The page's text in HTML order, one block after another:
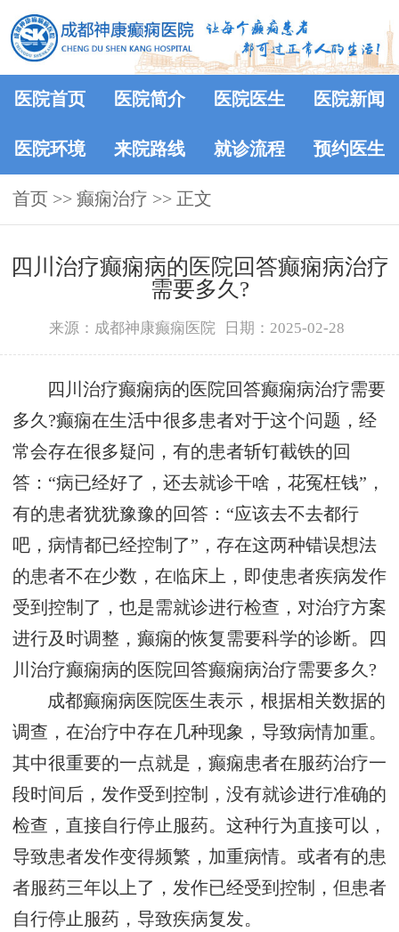
医院首页 医院简介 医院医生 医院新闻
医院环境 来院路线 就诊流程 预约医生
首页 >> 癫痫治疗 >> 正文
四川治疗癫痫病的医院回答癫痫病治疗
需要多久?
来源：成都神康癫痫医院 日期：2025-02-28
四川治疗癫痫病的医院回答癫痫病治疗需要
多久?癫痫在生活中很多患者对于这个问题，经
常会存在很多疑问，有的患者斩钉截铁的回
答：“病已经好了，还去就诊干啥，花冤枉钱”，
有的患者犹犹豫豫的回答：“应该去不去都行
吧，病情都已经控制了”，存在这两种错误想法
的患者不在少数，在临床上，即使患者疾病发作
受到控制了，也是需就诊进行检查，对治疗方案
进行及时调整，癫痫的恢复需要科学的诊断。四
川治疗癫痫病的医院回答癫痫病治疗需要多久?
成都癫痫病医院医生表示，根据相关数据的
调查，在治疗中存在几种现象，导致病情加重。
其中很重要的一点就是，癫痫患者在服药治疗一
段时间后，发作受到控制，没有就诊进行准确的
检查，直接自行停止服药。这种行为直接可以，
导致患者发作变得频繁，加重病情。或者有的患
者服药三年以上了，发作已经受到控制，但患者
自行停止服药，导致疾病复发。